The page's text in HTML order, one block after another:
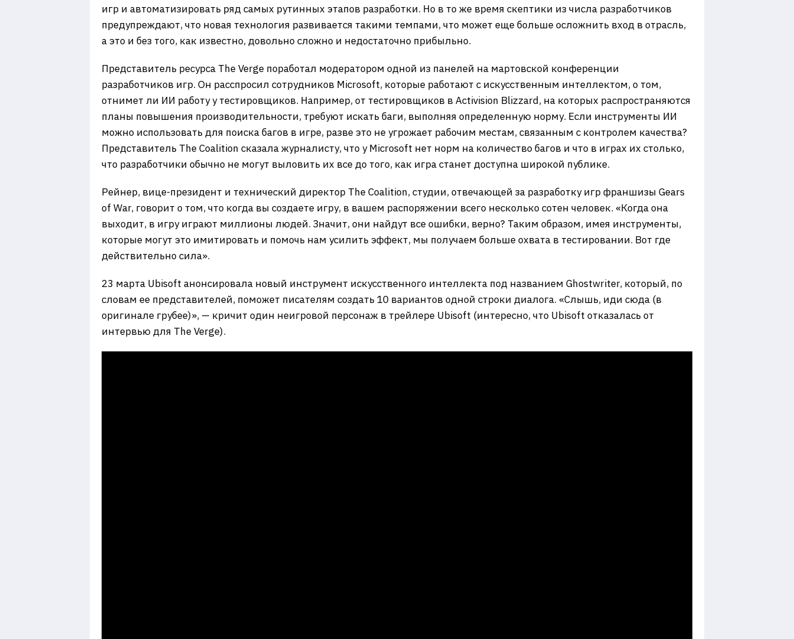
игр и автоматизировать ряд самых рутинных этапов разработки. Но в то же время скептики из числа разработчиков
предупреждают, что новая технология развивается такими темпами, что может еще больше осложнить вход в отрасль,
а это и без того, как известно, довольно сложно и недостаточно прибыльно.
Представитель ресурса The Verge поработал модератором одной из панелей на мартовской конференции
разработчиков игр. Он расспросил сотрудников Microsoft, которые работают с искусственным интеллектом, о том,
отнимет ли ИИ работу у тестировщиков. Например, от тестировщиков в Activision Blizzard, на которых распространяются
планы повышения производительности, требуют искать баги, выполняя определенную норму. Если инструменты ИИ
можно использовать для поиска багов в игре, разве это не угрожает рабочим местам, связанным с контролем качества?
Представитель The Coalition сказала журналисту, что у Microsoft нет норм на количество багов и что в играх их столько,
что разработчики обычно не могут выловить их все до того, как игра станет доступна широкой публике.
Рейнер, вице-президент и технический директор The Coalition, студии, отвечающей за разработку игр франшизы Gears
of War, говорит о том, что когда вы создаете игру, в вашем распоряжении всего несколько сотен человек. «Когда она
выходит, в игру играют миллионы людей. Значит, они найдут все ошибки, верно? Таким образом, имея инструменты,
которые могут это имитировать и помочь нам усилить эффект, мы получаем больше охвата в тестировании. Вот где
действительно сила».
23 марта Ubisoft анонсировала новый инструмент искусственного интеллекта под названием Ghostwriter, который, по
словам ее представителей, поможет писателям создать 10 вариантов одной строки диалога. «Слышь, иди сюда (в
оригинале грубее)», — кричит один неигровой персонаж в трейлере Ubisoft (интересно, что Ubisoft отказалась от
интервью для The Verge).